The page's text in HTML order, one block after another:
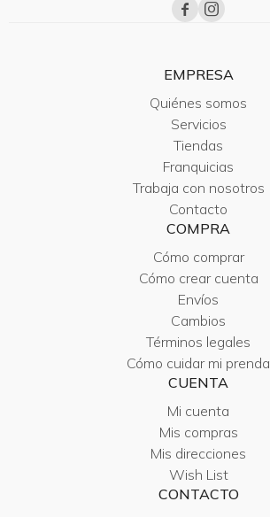
 
EMPRESA
Quiénes somos
Servicios
Tiendas
Franquicias
Trabaja con nosotros
Contacto
COMPRA
Cómo comprar
Cómo crear cuenta
Envíos
Cambios
Términos legales
Cómo cuidar mi prenda
CUENTA
Mi cuenta
Mis compras
Mis direcciones
Wish List
CONTACTO